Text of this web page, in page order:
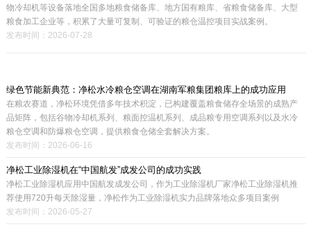
物冷却机等设备落地全国多地粮食储备库、地方国有粮库、省粮食储备库、大型
粮食加工企业等，积累了大量可复制、可验证的粮仓温控项目实战案例。
发布时间：2026-07-28
绿色节能新典范：净松水冷粮仓空调在湖南军粮集团粮库上的成功应用
在粮农赛道，净松环境凭借多年技术积淀，已构建覆盖粮食储存全场景的成熟产
品矩阵，包括谷物冷却机系列、粮面控温机系列、成品粮专用空调系列以及水冷
粮仓空调和防爆粮仓空调，提供粮食仓储全套解决方案。
发布时间：2026-06-16
净松工业除湿机在“中国航发”成发公司的成功实践
净松工业除湿机应用中国航发成发公司，作为工业除湿机厂家净松工业除湿机推
荐使用720升每天除湿量，净松作为工业除湿机实力品牌落地众多项目案例
发布时间：2026-05-27